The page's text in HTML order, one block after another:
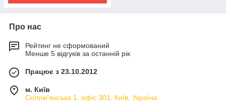
Про нас
Рейтинг не сформований
Менше 5 відгуків за останній рік
Працює з 23.10.2012
м. Київ
Солом'янська 1, офіс 301, Київ, Україна